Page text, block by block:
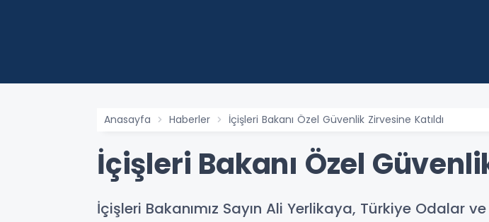
Anasayfa Haberler İçişleri Bakanı Özel Güvenlik Zirvesine Katıldı
İçişleri Bakanı Özel
İçişleri Bakanımız Sayın Ali Yerlikaya, Türkiye Odalar